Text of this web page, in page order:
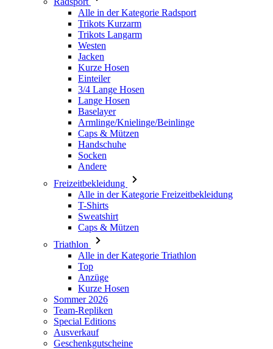
Alle in der Kategorie Radsport
Trikots Kurzarm
Trikots Langarm
Westen
Jacken
Kurze Hosen
Einteiler
3/4 Lange Hosen
Lange Hosen
Baselayer
Armlinge/Knielinge/Beinlinge
Caps & Mützen
Handschuhe
Socken
Andere
Freizeitbekleidung
Alle in der Kategorie Freizeitbekleidung
T-Shirts
Sweatshirt
Caps & Mützen
Triathlon
Alle in der Kategorie Triathlon
Top
Anzüge
Kurze Hosen
Sommer 2026
Team-Repliken
Special Editions
Ausverkauf
Geschenkgutscheine